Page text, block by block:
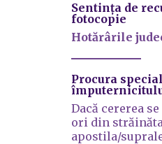
Sentinţa de
fotocopie
Hotărârile
Procura
Dacă cererea
ori din
apostila/